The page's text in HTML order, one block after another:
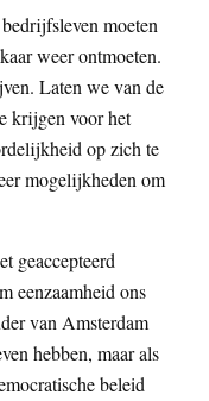
moeten
weer ontmoeten.
Laten we van de
krijgen voor het
op zich te
mogelijkheden om
geaccepteerd
eenzaamheid ons
van Amsterdam
hebben, maar als
beleid